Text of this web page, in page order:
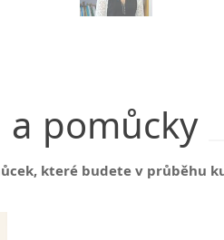
a pomůcky
které budete v průběhu